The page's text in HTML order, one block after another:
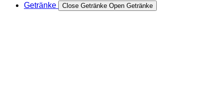
Getränke
Close Getränke Open Getränke